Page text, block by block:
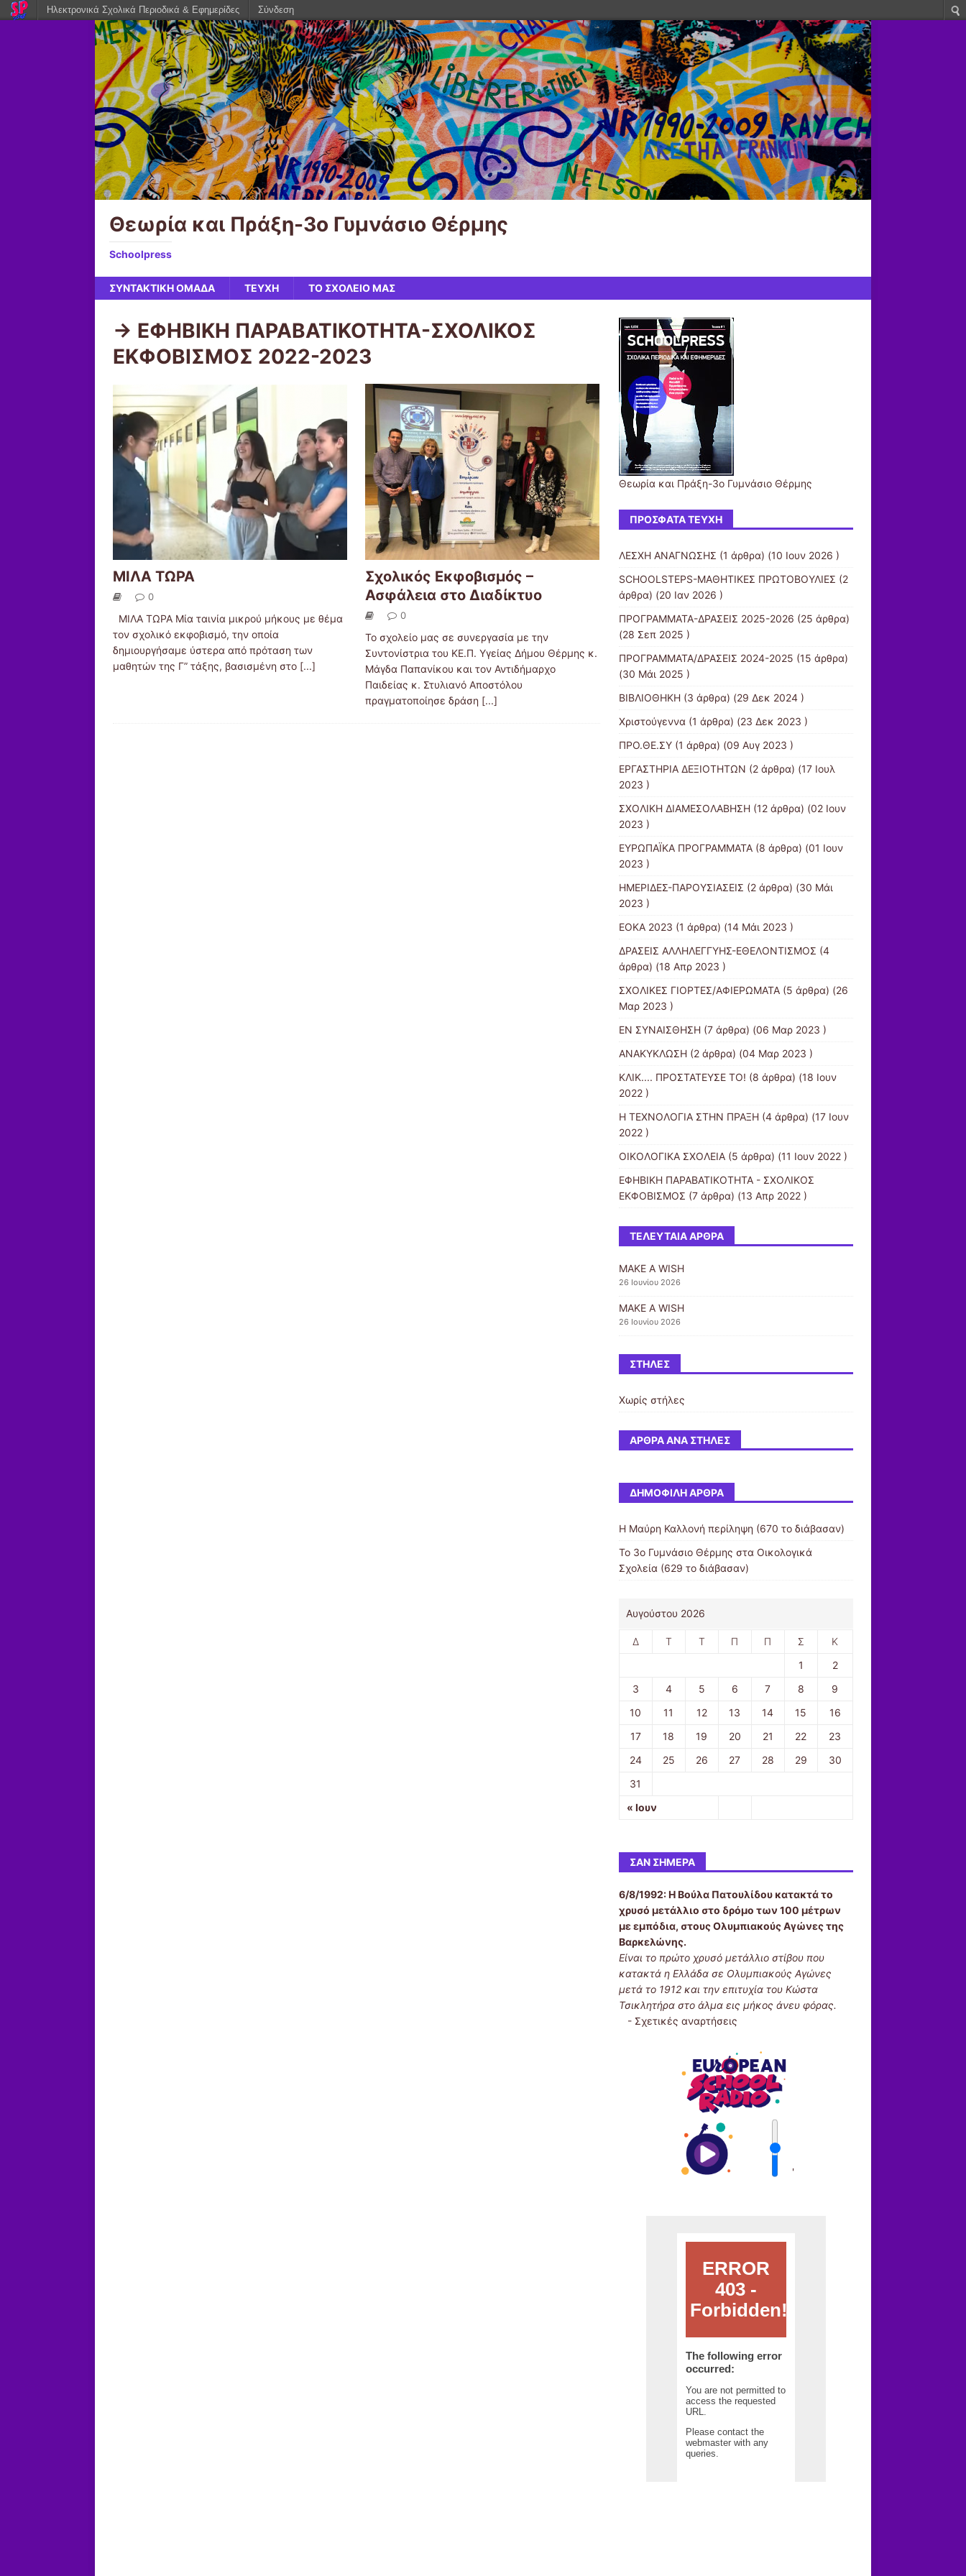
Θεωρία και Πράξη-3o Γυμνάσιο Θέρμης
Schoolpress
ΣΥΝΤΑΚΤΙΚΗ ΟΜΑΔΑ ΤΕΥΧΗ ΤΟ ΣΧΟΛΕΙΟ ΜΑΣ
-> ΕΦΗΒΙΚΗ ΠΑΡΑΒΑΤΙΚΟΤΗΤΑ-ΣΧΟΛΙΚΟΣ
ΕΚΦΟΒΙΣΜΟΣ 2022-2023
ΜΙΛΑ ΤΩΡΑ
0
ΜΙΛΑ ΤΩΡΑ Μία ταινία μικρού μήκους με θέμα
τον σχολικό εκφοβισμό, την οποία
δημιουργήσαμε ύστερα από πρόταση των
μαθητών της Γ” τάξης, βασισμένη στο [...]
Σχολικός Εκφοβισμός –
Ασφάλεια στο Διαδίκτυο
0
Το σχολείο μας σε συνεργασία με την
Συντονίστρια του ΚΕ.Π. Υγείας Δήμου Θέρμης κ.
Μάγδα Παπανίκου και τον Αντιδήμαρχο
Παιδείας κ. Στυλιανό Αποστόλου
πραγματοποίησε δράση [...]
Θεωρία και Πράξη-3o Γυμνάσιο Θέρμης
ΠΡΌΣΦΑΤΑ ΤΕΎΧΗ
ΛΕΣΧΗ ΑΝΑΓΝΩΣΗΣ (1 άρθρα) (10 Ιουν 2026 )
SCHOOLSTEPS-ΜΑΘΗΤΙΚΕΣ ΠΡΩΤΟΒΟΥΛΙΕΣ (2
άρθρα) (20 Ιαν 2026 )
ΠΡΟΓΡΑΜΜΑΤΑ-ΔΡΑΣΕΙΣ 2025-2026 (25 άρθρα)
(28 Σεπ 2025 )
ΠΡΟΓΡΑΜΜΑΤΑ/ΔΡΑΣΕΙΣ 2024-2025 (15 άρθρα)
(30 Μάι 2025 )
ΒΙΒΛΙΟΘΗΚΗ(3 άρθρα) (29 Δεκ 2024 )
Χριστούγεννα (1 άρθρα) (23 Δεκ 2023 )
ΠΡΟ.ΘΕ.ΣΥ(1 άρθρα) (09 Αυγ 2023 )
ΕΡΓΑΣΤΗΡΙΑ ΔΕΞΙΟΤΗΤΩΝ (2 άρθρα) (17 Ιουλ
2023 )
ΣΧΟΛΙΚΗ ΔΙΑΜΕΣΟΛΑΒΗΣΗ(12 άρθρα) (02 Ιουν
2023 )
ΕΥΡΩΠΑΪΚΑ ΠΡΟΓΡΑΜΜΑΤΑ(8 άρθρα) (01 Ιουν
2023 )
ΗΜΕΡΙΔΕΣ-ΠΑΡΟΥΣΙΑΣΕΙΣ (2 άρθρα) (30 Μάι
2023 )
ΕΟΚΑ 2023 (1 άρθρα) (14 Μάι 2023 )
ΔΡΑΣΕΙΣ ΑΛΛΗΛΕΓΓΥΗΣ-ΕΘΕΛΟΝΤΙΣΜΟΣ (4
άρθρα) (18 Απρ 2023 )
ΣΧΟΛΙΚΕΣ ΓΙΟΡΤΕΣ/ΑΦΙΕΡΩΜΑΤΑ(5 άρθρα) (26
Μαρ 2023 )
ΕΝ ΣΥΝΑΙΣΘΗΣΗ(7 άρθρα) (06 Μαρ 2023 )
ΑΝΑΚΥΚΛΩΣΗ(2 άρθρα) (04 Μαρ 2023 )
ΚΛΙΚ.... ΠΡΟΣΤΑΤΕΥΣΕ ΤΟ! (8 άρθρα) (18 Ιουν
2022 )
Η ΤΕΧΝΟΛΟΓΙΑ ΣΤΗΝ ΠΡΑΞΗ(4 άρθρα) (17 Ιουν
2022 )
ΟΙΚΟΛΟΓΙΚΑ ΣΧΟΛΕΙΑ(5 άρθρα) (11 Ιουν 2022 )
ΕΦΗΒΙΚΗ ΠΑΡΑΒΑΤΙΚΟΤΗΤΑ - ΣΧΟΛΙΚΟΣ
ΕΚΦΟΒΙΣΜΟΣ (7 άρθρα) (13 Απρ 2022 )
ΤΕΛΕΥΤΑΊΑ ΆΡΘΡΑ
MAKE A WISH
26 Ιουνίου 2026
MAKE A WISH
26 Ιουνίου 2026
ΣΤΉΛΕΣ
Χωρίς στήλες
ΆΡΘΡΑ ΑΝΆ ΣΤΉΛΕΣ
ΔΗΜΟΦΙΛΉ ΆΡΘΡΑ
Η Μαύρη Καλλονή περίληψη (670 το διάβασαν)
Το 3ο Γυμνάσιο Θέρμης στα Οικολογικά
Σχολεία (629 το διάβασαν)
Αυγούστου 2026
Δ Τ Τ Π Π Σ Κ
« Ιουν
1
2
3
4 5 6 7 8
9
10
11 12 13 14 15
16
17
18 19 20 21 22
23
24
25 26 27 28 29
30
31
ΣΑΝ ΣΉΜΕΡΑ
6/8/1992:Η Βούλα Πατουλίδου κατακτά το
χρυσό μετάλλιο στο δρόμο των 100 μέτρων
με εμπόδια, στους Ολυμπιακούς Αγώνες της
Βαρκελώνης.
Είναι το πρώτο χρυσό μετάλλιο στίβου που
κατακτά η Ελλάδα σε Ολυμπιακούς Αγώνες
μετά το 1912 και την επιτυχία του Κώστα
Τσικλητήρα στο άλμα εις μήκος άνευ φόρας.
- Σχετικές αναρτήσεις
'
Ηλεκτρονικά Σχολικά Περιοδικά & Εφημερίδες Σύνδεση